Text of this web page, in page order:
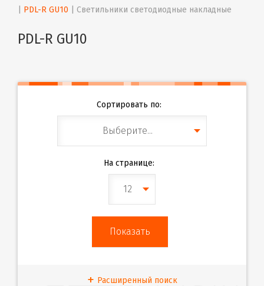
PDL-R GU10 Светильники светодиодные накладные
PDL-R GU10
Сортировать по:
Выберите...
На странице:
12
Расширенный поиск